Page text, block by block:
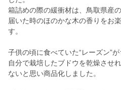
箱詰めの際の緩衝材は、鳥取県産
届いた時のほのかな木の香りをお
す。
子供の頃に食べていた“レーズン”
自分で栽培したブドウを乾燥させ
ないと思い商品化しました。